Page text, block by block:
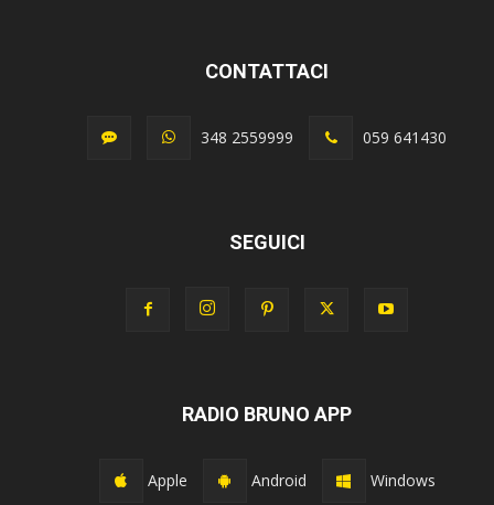
CONTATTACI
348 2559999 059 641430
SEGUICI
RADIO BRUNO APP
Apple Android Windows